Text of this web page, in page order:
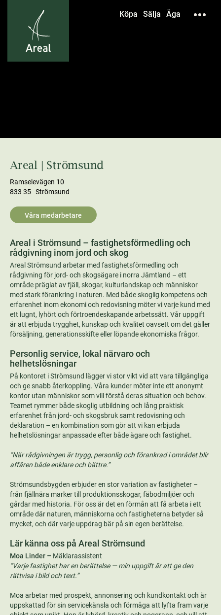
Köpa Sälja Äga
Areal | Strömsund
Ramselevägen 10
833 35 Strömsund
Våra medarbetare
Areal i Strömsund – fastighetsförmedling och
rådgivning inom jord och skog
Areal Strömsund arbetar med fastighetsförmedling och
rådgivning för jord- och skogsägare i norra Jämtland – ett
område präglat av fjäll, skogar, kulturlandskap och människor
med stark förankring i naturen. Med både skoglig kompetens och
erfarenhet inom ekonomi och redovisning möter vi varje kund med
ett lugnt, lyhört och förtroendeskapande arbetssätt. Vår uppgift
är att erbjuda trygghet, kunskap och kvalitet oavsett om det gäller
försäljning, generationsskifte eller löpande ekonomiska frågor.
Personlig service, lokal närvaro och
helhetslösningar
På kontoret i Strömsund lägger vi stor vikt vid att vara tillgängliga
och ge snabb återkoppling. Våra kunder möter inte ett anonymt
kontor utan människor som vill förstå deras situation och behov.
Teamet rymmer både skoglig utbildning och lång praktisk
erfarenhet från jord- och skogsbruk samt redovisning och
deklaration – en kombination som gör att vi kan erbjuda
helhetslösningar anpassade efter både ägare och fastighet.
”När rådgivningen är trygg, personlig och förankrad i området blir
affären både enklare och bättre.”
Strömsundsbygden erbjuder en stor variation av fastigheter –
från fjällnära marker till produktionsskogar, fäbodmiljöer och
gårdar med historia. För oss är det en förmån att få arbeta i ett
område där naturen, människorna och fastigheterna betyder så
mycket, och där varje uppdrag bär på sin egen berättelse.
Lär känna oss på Areal Strömsund
Moa Linder – Mäklarassistent
”Varje fastighet har en berättelse — min uppgift är att ge den
rättvisa i bild och text.”
Moa arbetar med prospekt, annonsering och kundkontakt och är
uppskattad för sin servicekänsla och förmåga att lyfta fram varje